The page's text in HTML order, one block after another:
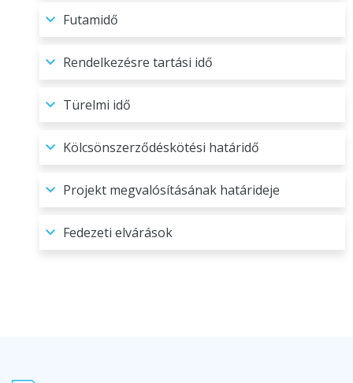
Futamidő
Rendelkezésre tartási idő
Türelmi idő
Kölcsönszerződéskötési határidő
Projekt megvalósításának határideje
Fedezeti elvárások